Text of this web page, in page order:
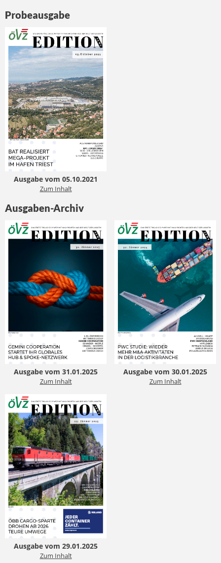
Probeausgabe
Ausgabe vom 05.10.2021
Zum Inhalt
Ausgaben-Archiv
Ausgabe vom 31.01.2025
Zum Inhalt
Ausgabe vom 30.01.2025
Zum Inhalt
Ausgabe vom 29.01.2025
Zum Inhalt